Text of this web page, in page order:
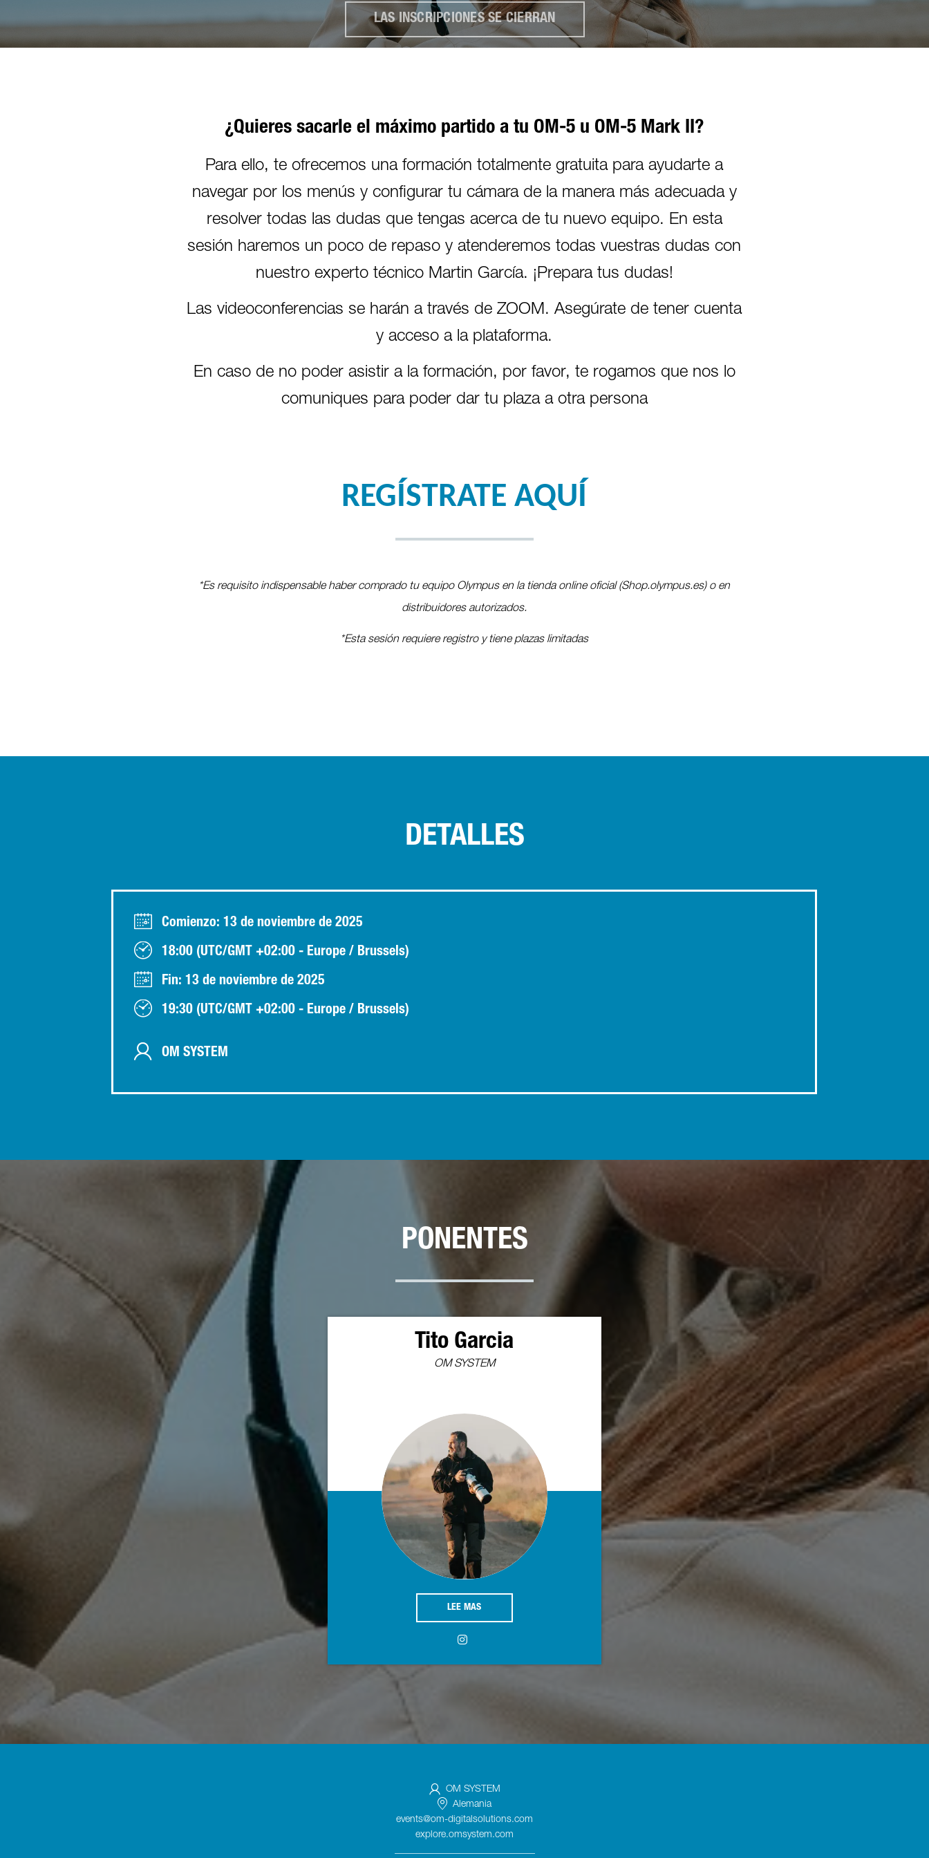
LAS INSCRIPCIONES SE CIERRAN
¿Quieres sacarle el máximo partido a tu OM-5 u OM-5 Mark II?
Para ello, te ofrecemos una formación totalmente gratuita para ayudarte a
navegar por los menús y configurar tu cámara de la manera más adecuada y
resolver todas las dudas que tengas acerca de tu nuevo equipo. En esta
sesión haremos un poco de repaso y atenderemos todas vuestras dudas con
nuestro experto técnico Martin García. ¡Prepara tus dudas!
Las videoconferencias se harán a través de ZOOM. Asegúrate de tener cuenta
y acceso a la plataforma.
En caso de no poder asistir a la formación, por favor, te rogamos que nos lo
comuniques para poder dar tu plaza a otra persona
REGÍSTRATE AQUÍ
*Es requisito indispensable haber comprado tu equipo Olympus en la tienda online oficial (Shop.olympus.es) o en
distribuidores autorizados.
*Esta sesión requiere registro y tiene plazas limitadas
DETALLES
Comienzo: 13 de noviembre de 2025
18:00 (UTC/GMT +02:00 - Europe / Brussels)
Fin: 13 de noviembre de 2025
19:30 (UTC/GMT +02:00 - Europe / Brussels)
OM SYSTEM
PONENTES
Tito Garcia
OM SYSTEM
LEE MAS
OM SYSTEM
Alemania
events@om-digitalsolutions.com
explore.omsystem.com